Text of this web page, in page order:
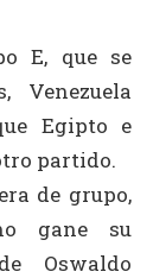
E, que se
Venezuela
Egipto e
partido.
de grupo,
gane su
Oswaldo